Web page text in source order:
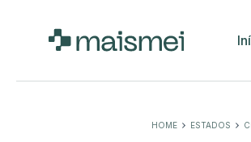
HOME ESTADOS